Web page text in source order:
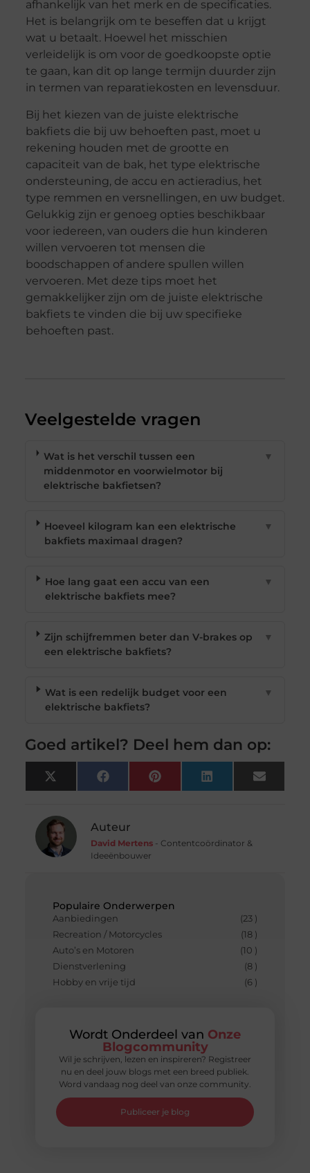
Populaire Onderwerpen
Aanbiedingen
(23 )
Recreation / Motorcycles
(18 )
Auto’s en Motoren
(10 )
Dienstverlening
(8 )
Hobby en vrije tijd
(6 )
Wordt Onderdeel van Onze
Blogcommunity
Wil je schrijven, lezen en inspireren? Registreer
nu en deel jouw blogs met een breed publiek.
Word vandaag nog deel van onze community.
Publiceer je blog
afhankelijk van het merk en de specificaties.
Het is belangrijk om te beseffen dat u krijgt
wat u betaalt. Hoewel het misschien
verleidelijk is om voor de goedkoopste optie
te gaan, kan dit op lange termijn duurder zijn
in termen van reparatiekosten en levensduur.
Bij het kiezen van de juiste elektrische
bakfiets die bij uw behoeften past, moet u
rekening houden met de grootte en
capaciteit van de bak, het type elektrische
ondersteuning, de accu en actieradius, het
type remmen en versnellingen, en uw budget.
Gelukkig zijn er genoeg opties beschikbaar
voor iedereen, van ouders die hun kinderen
willen vervoeren tot mensen die
boodschappen of andere spullen willen
vervoeren. Met deze tips moet het
gemakkelijker zijn om de juiste elektrische
bakfiets te vinden die bij uw specifieke
behoeften past.
Veelgestelde vragen
Wat is het verschil tussen een
middenmotor en voorwielmotor bij
elektrische bakfietsen?
▼
Hoeveel kilogram kan een elektrische
bakfiets maximaal dragen?
▼
Hoe lang gaat een accu van een
elektrische bakfiets mee?
▼
Zijn schijfremmen beter dan V-brakes op
een elektrische bakfiets?
▼
Wat is een redelijk budget voor een
elektrische bakfiets?
▼
Goed artikel? Deel hem dan op:
X
(Twitter)
FacebookPinterest LinkedIn Email
Auteur
David Mertens- Contentcoördinator &
Ideeënbouwer